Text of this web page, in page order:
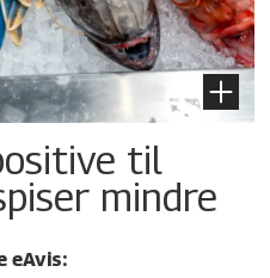
til
mindre
eAvis: